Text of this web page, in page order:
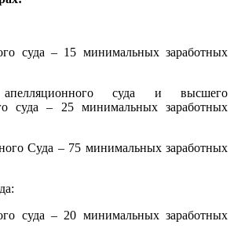
суда – 15 минимальных заработных
суда и высшего
суда – 25 минимальных заработных
Суда – 75 минимальных заработных
суда – 20 минимальных заработных